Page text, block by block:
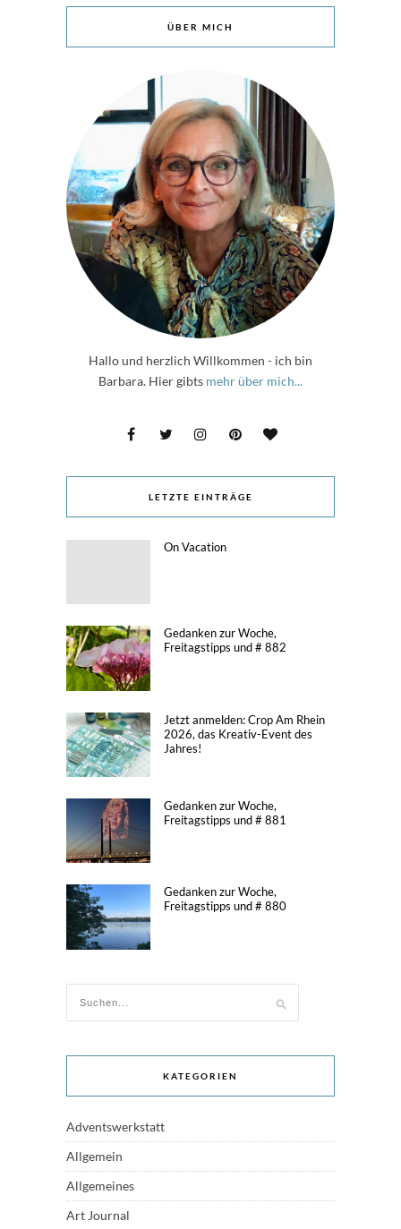
ÜBER MICH
Hallo und herzlich Willkommen - ich bin
Barbara. Hier gibts mehr über mich...
LETZTE EINTRÄGE
On Vacation
Gedanken zur Woche,
Freitagstipps und # 882
Jetzt anmelden: Crop Am Rhein
2026, das Kreativ-Event des
Jahres!
Gedanken zur Woche,
Freitagstipps und # 881
Gedanken zur Woche,
Freitagstipps und # 880
KATEGORIEN
Adventswerkstatt
Allgemein
Allgemeines
Art Journal